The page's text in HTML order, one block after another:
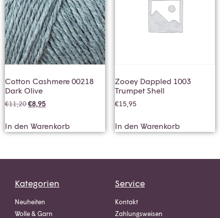
Cotton Cashmere 00218
Dark Olive
€11,20€8,95
In den Warenkorb
Zooey Dappled 1003
Trumpet Shell
€15,95
In den Warenkorb
Kategorien
Neuheiten
Wolle & Garn
Service
Kontakt
Zahlungsweisen